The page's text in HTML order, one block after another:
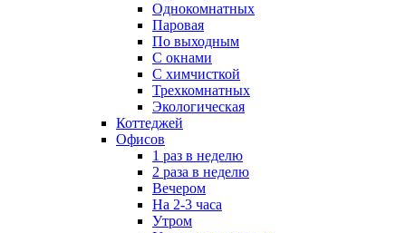
Однокомнатных
Паровая
По выходным
С окнами
С химчисткой
Трехкомнатных
Экологическая
Коттеджей
Офисов
1 раз в неделю
2 раза в неделю
Вечером
На 2-3 часа
Утром